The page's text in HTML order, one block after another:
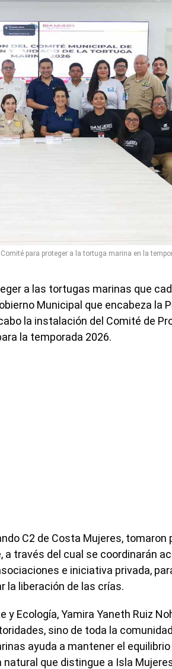
para proteger a la tortuga marina en la
a las tortugas marinas que
Municipal que encabeza la
la instalación del Comité de
la temporada 2026.
C2 de Costa Mujeres,
a través del cual se coordinarán
e iniciativa privada,
la liberación de las crías.
y Ecología, Yamira Yaneth Ruiz
sino de toda la
ayuda a mantener el
que distingue a Isla